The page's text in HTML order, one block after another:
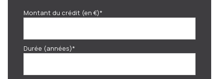
Montant du crédit (en €)*
Durée (années)*